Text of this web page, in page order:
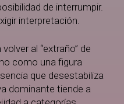
de interrumpir.
interpretación.
al “extraño” de
como una figura
que desestabiliza
dominante tiende a